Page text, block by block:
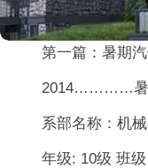
第一篇：暑期
2014…………暑
系部名称：机
年级: 10级 班